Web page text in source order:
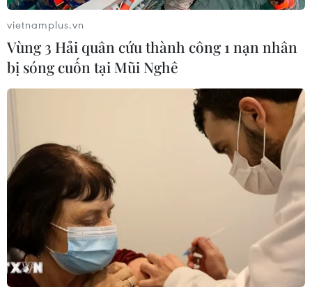
khu vực, hiện có 102.729 ca, gấp đôi nước ở vị
trí thứ hai là Fiji (50.953 ca)./.
vietnamplus.vn
Vùng 3 Hải quân cứu thành công 1 nạn nhân
bị sóng cuốn tại Mũi Nghê